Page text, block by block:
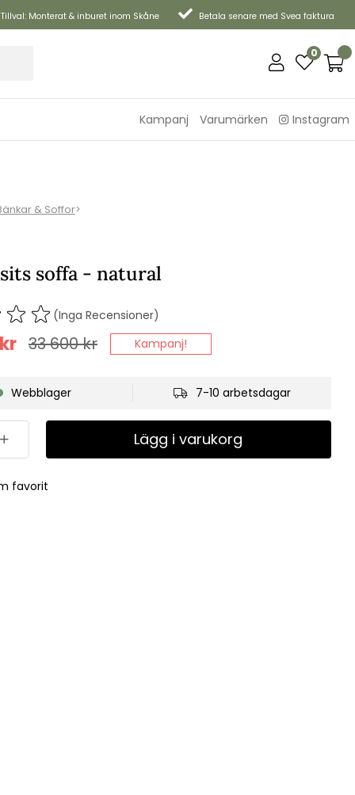
Tillval: Monterat & inburet inom Skåne Betala senare med Svea faktura
0
Kampanj Varumärken Instagram
& Soffor>
soffa - natural
(Inga Recensioner)
33 600kr
kr Kampanj!
Webblager 7-10 arbetsdagar
Lägg i varukorg
favorit